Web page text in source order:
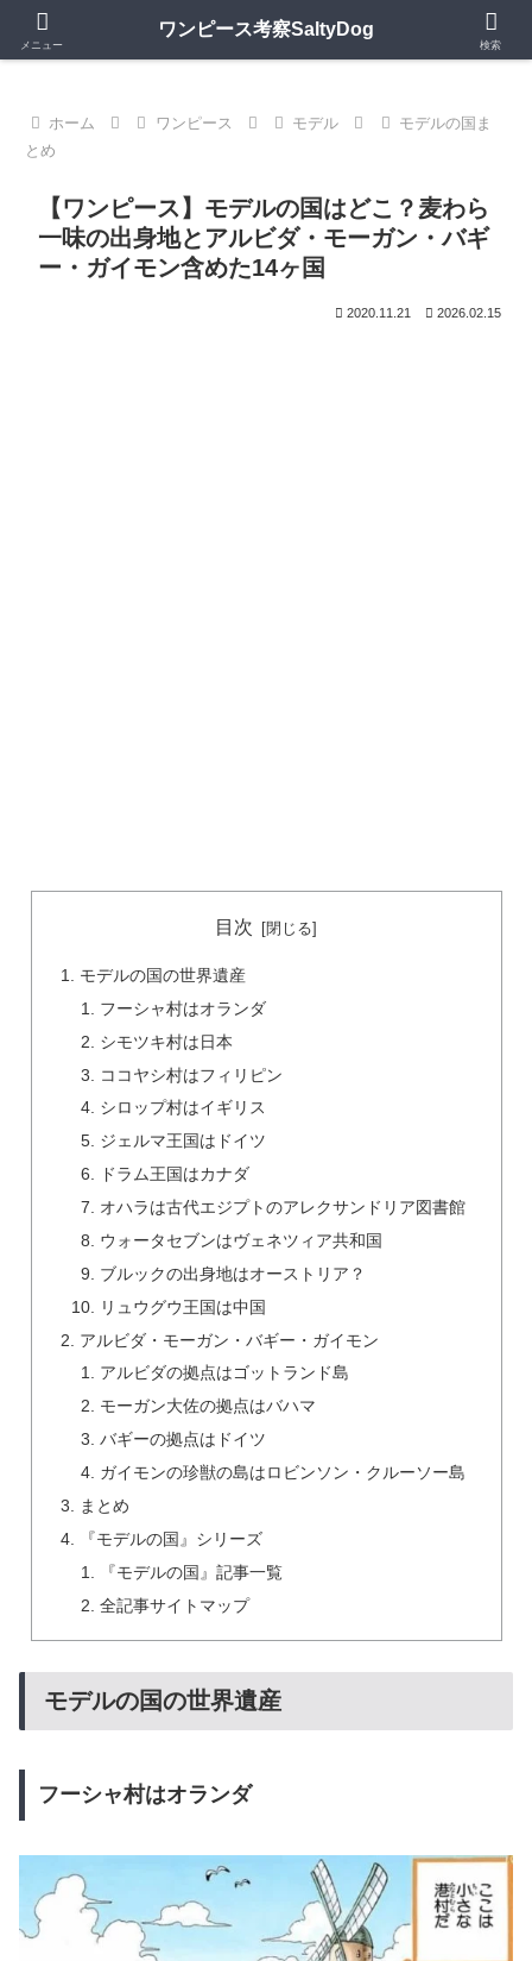
第1150話更新中｜ワンピースの歴史・神話・キャラモデルを深掘り考察
ホーム ワンピース モデル
モデルの国ま
とめ
【ワンピース】モデルの国はどこ？麦わら
一味の出身地とアルビダ・モーガン・バギ
ー・ガイモン含めた14ヶ国
2020.11.21 2026.02.15
目次
モデルの国の世界遺産
フーシャ村はオランダ
シモツキ村は日本
ココヤシ村はフィリピン
シロップ村はイギリス
ジェルマ王国はドイツ
ドラム王国はカナダ
オハラは古代エジプトのアレクサンドリア図書館
ウォータセブンはヴェネツィア共和国
ブルックの出身地はオーストリア？
リュウグウ王国は中国
アルビダ・モーガン・バギー・ガイモン
アルビダの拠点はゴットランド島
モーガン大佐の拠点はバハマ
バギーの拠点はドイツ
ガイモンの珍獣の島はロビンソン・クルーソー島
まとめ
『モデルの国』シリーズ
『モデルの国』記事一覧
全記事サイトマップ
モデルの国の世界遺産
フーシャ村はオランダ
メニュー
ワンピース考察SaltyDog
検索